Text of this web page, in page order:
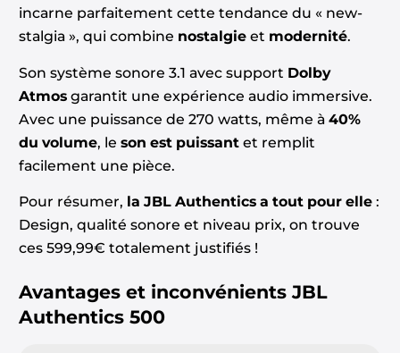
incarne parfaitement cette tendance du « new-
stalgia », qui combine nostalgieet modernité.
Son système sonore 3.1 avec support Dolby
Atmosgarantit une expérience audio immersive.
Avec une puissance de 270 watts, même à 40%
du volume, le son est puissantet remplit
facilement une pièce.
Pour résumer, la JBL Authentics a tout pour elle:
Design, qualité sonore et niveau prix, on trouve
ces 599,99€ totalement justifiés !
Avantages et inconvénients JBL
Authentics 500